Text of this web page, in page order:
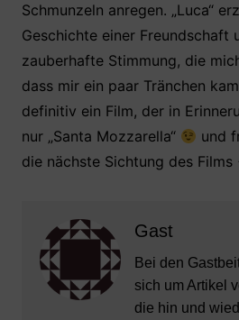
Schmunzeln anregen. „Luca“
Geschichte einer Freundschaft
zauberhafte Stimmung, die
dass mir ein paar Tränchen
definitiv ein Film, der in
nur „Santa Mozzarella“
und
die nächste Sichtung des Films
Gast
Bei den
sich um Artikel
die hin und